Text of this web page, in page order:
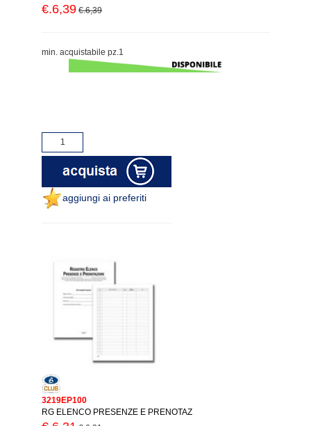
€.6,39 €.6,39
min. acquistabile pz.1
aggiungi ai preferiti
3219EP100
RG ELENCO PRESENZE E PRENOTAZ